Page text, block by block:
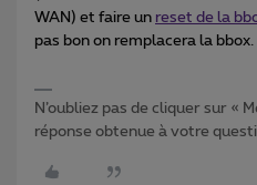
WAN) et faire un reset de la
pas bon on remplacera la bbox.
N’oubliez pas de cliquer sur «
réponse obtenue à votre